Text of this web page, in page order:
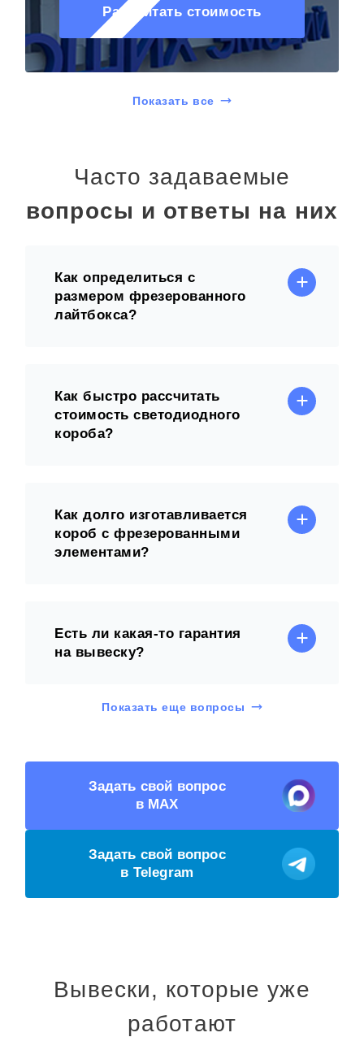
Рассчитать стоимость
Показать все
Часто задаваемые
вопросы и ответы на них
Как определиться с
размером фрезерованного
лайтбокса?
Как быстро рассчитать
стоимость светодиодного
короба?
Как долго изготавливается
короб с фрезерованными
элементами?
Есть ли какая-то гарантия
на вывеску?
Показать еще вопросы
Задать свой вопрос
в MAX
Задать свой вопрос
в Telegram
Вывески, которые уже
работают